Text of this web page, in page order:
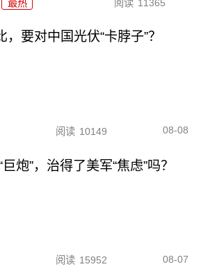
最热 阅读 11365
要对中国光伏“卡脖子”？
阅读 10149 08-08
炮”，治得了美军“焦虑”吗？
阅读 15952 08-07